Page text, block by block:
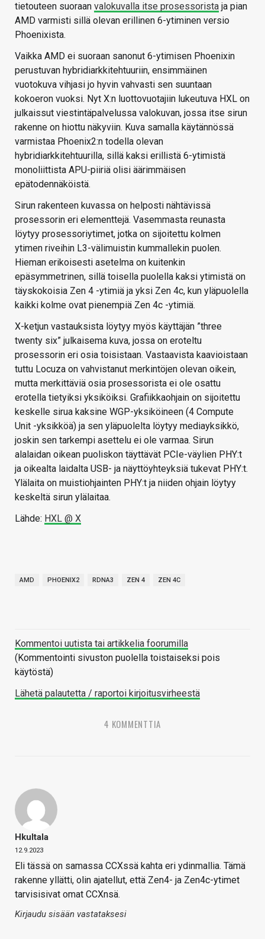
tietouteen suoraan valokuvalla itse prosessorista ja pian
AMD varmisti sillä olevan erillinen 6-ytiminen versio
Phoenixista.
Vaikka AMD ei suoraan sanonut 6-ytimisen Phoenixin
perustuvan hybridiarkkitehtuuriin, ensimmäinen
vuotokuva vihjasi jo hyvin vahvasti sen suuntaan
kokoeron vuoksi. Nyt X:n luottovuotajiin lukeutuva HXL on
julkaissut viestintäpalvelussa valokuvan, jossa itse sirun
rakenne on hiottu näkyviin. Kuva samalla käytännössä
varmistaa Phoenix2:n todella olevan
hybridiarkkitehtuurilla, sillä kaksi erillistä 6-ytimistä
monoliittista APU-piiriä olisi äärimmäisen
epätodennäköistä.
Sirun rakenteen kuvassa on helposti nähtävissä
prosessorin eri elementtejä. Vasemmasta reunasta
löytyy prosessoriytimet, jotka on sijoitettu kolmen
ytimen riveihin L3-välimuistin kummallekin puolen.
Hieman erikoisesti asetelma on kuitenkin
epäsymmetrinen, sillä toisella puolella kaksi ytimistä on
täyskokoisia Zen 4 -ytimiä ja yksi Zen 4c, kun yläpuolella
kaikki kolme ovat pienempiä Zen 4c -ytimiä.
X-ketjun vastauksista löytyy myös käyttäjän ”three
twenty six” julkaisema kuva, jossa on eroteltu
prosessorin eri osia toisistaan. Vastaavista kaavioistaan
tuttu Locuza on vahvistanut merkintöjen olevan oikein,
mutta merkittäviä osia prosessorista ei ole osattu
erotella tietyiksi yksiköiksi. Grafiikkaohjain on sijoitettu
keskelle sirua kaksine WGP-yksiköineen (4 Compute
Unit -yksikköä) ja sen yläpuolelta löytyy mediayksikkö,
joskin sen tarkempi asettelu ei ole varmaa. Sirun
alalaidan oikean puoliskon täyttävät PCIe-väylien PHY:t
ja oikealta laidalta USB- ja näyttöyhteyksiä tukevat PHY:t.
Ylälaita on muistiohjainten PHY:t ja niiden ohjain löytyy
keskeltä sirun ylälaitaa.
Lähde: HXL @ X
AMD PHOENIX2 RDNA3 ZEN 4 ZEN 4C
Kommentoi uutista tai artikkelia foorumilla
(Kommentointi sivuston puolella toistaiseksi pois
käytöstä)
Lähetä palautetta / raportoi kirjoitusvirheestä
4 KOMMENTTIA
Hkultala
12.9.2023
Eli tässä on samassa CCXssä kahta eri ydinmallia. Tämä
rakenne yllätti, olin ajatellut, että Zen4- ja Zen4c-ytimet
tarvisisivat omat CCXnsä.
Kirjaudu sisään vastataksesi